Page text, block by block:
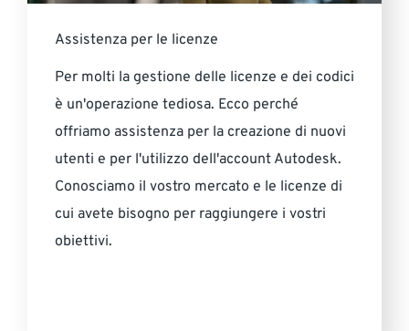
NTI Group Brasil Danmark Deutschland
France España Ireland Ísland Nederland
Suomi
Sverige UK
Assistenza per le licenze
Per molti la gestione delle licenze e dei codici
è un'operazione tediosa. Ecco perché
offriamo assistenza per la creazione di nuovi
utenti e per l'utilizzo dell'account Autodesk.
Conosciamo il vostro mercato e le licenze di
cui avete bisogno per raggiungere i vostri
obiettivi.